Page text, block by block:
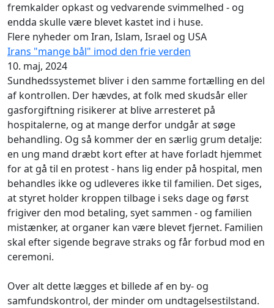
fremkalder opkast og vedvarende svimmelhed - og
endda skulle være blevet kastet ind i huse.
Flere nyheder om Iran, Islam, Israel og USA
Irans "mange bål" imod den frie verden
10. maj, 2024
Sundhedssystemet bliver i den samme fortælling en del
af kontrollen. Der hævdes, at folk med skudsår eller
gasforgiftning risikerer at blive arresteret på
hospitalerne, og at mange derfor undgår at søge
behandling. Og så kommer der en særlig grum detalje:
en ung mand dræbt kort efter at have forladt hjemmet
for at gå til en protest - hans lig ender på hospital, men
behandles ikke og udleveres ikke til familien. Det siges,
at styret holder kroppen tilbage i seks dage og først
frigiver den mod betaling, syet sammen - og familien
mistænker, at organer kan være blevet fjernet. Familien
skal efter sigende begrave straks og får forbud mod en
ceremoni.
Over alt dette lægges et billede af en by- og
samfundskontrol, der minder om undtagelsestilstand.